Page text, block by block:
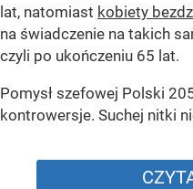
lat, natomiast kobiety
na świadczenie na takich
czyli po ukończeniu 65 lat.
Pomysł szefowej Polski
kontrowersje. Suchej nitki